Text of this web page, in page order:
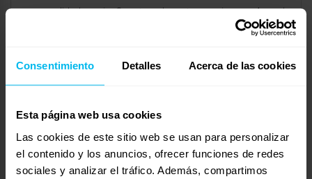
Consentimiento Detalles Acerca de las cookies
Esta página web usa cookies
Las cookies de este sitio web se usan para personalizar
el contenido y los anuncios, ofrecer funciones de redes
sociales y analizar el tráfico. Además, compartimos
por su calidad-precio. Consta en la parte superior con 4 cm de
viscoelástica de 55 kg de densidad/m3, y con una base de
crear un buen equilibrio entre firmeza y adaptabilidad.
puedes ponerte en contacto con nosotros a través del número
Esperamos poderte ayudar. Saludos